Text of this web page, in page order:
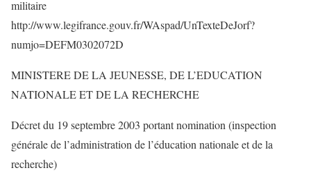
militaire
http://www.legifrance.gouv.fr/WAspad/UnTexteDeJorf?
numjo=DEFM0302072D
MINISTERE DE LA JEUNESSE, DE L’EDUCATION
NATIONALE ET DE LA RECHERCHE
Décret du 19 septembre 2003 portant nomination (inspection
générale de l’administration de l’éducation nationale et de la
recherche)